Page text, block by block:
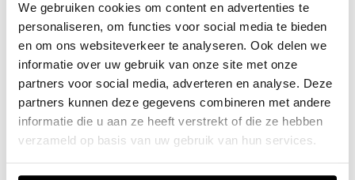
We gebruiken cookies om content en advertenties te
personaliseren, om functies voor social media te bieden
en om ons websiteverkeer te analyseren. Ook delen we
informatie over uw gebruik van onze site met onze
partners voor social media, adverteren en analyse. Deze
partners kunnen deze gegevens combineren met andere
informatie die u aan ze heeft verstrekt of die ze hebben
verzameld op basis van uw gebruik van hun services.
Application error: a client-side exception has occurred while
loadingwww.jvk.nl(see the browser consolefor more
information).